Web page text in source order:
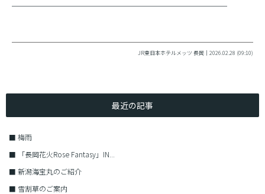
JR東日本ホテルメッツ 長岡｜2026.02.28 (09:10)
最近の記事
■ 梅雨
■
「長岡花火Rose Fantasy」IN...
■ 新潟海宝丸のご紹介
■ 雪割草のご案内